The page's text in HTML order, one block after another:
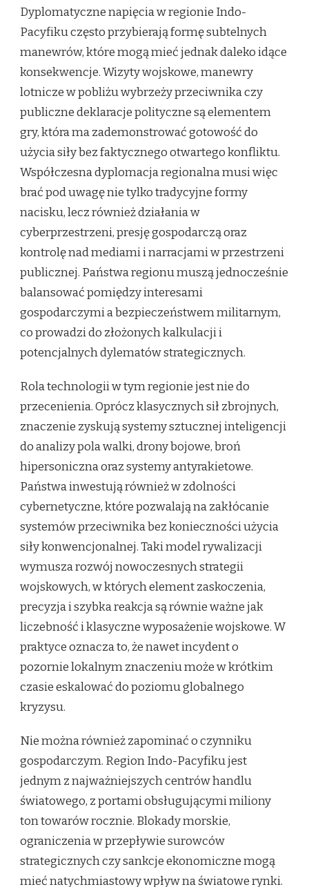
Dyplomatyczne napięcia w regionie Indo-
Pacyfiku często przybierają formę subtelnych
manewrów, które mogą mieć jednak daleko idące
konsekwencje. Wizyty wojskowe, manewry
lotnicze w pobliżu wybrzeży przeciwnika czy
publiczne deklaracje polityczne są elementem
gry, która ma zademonstrować gotowość do
użycia siły bez faktycznego otwartego konfliktu.
Współczesna dyplomacja regionalna musi więc
brać pod uwagę nie tylko tradycyjne formy
nacisku, lecz również działania w
cyberprzestrzeni, presję gospodarczą oraz
kontrolę nad mediami i narracjami w przestrzeni
publicznej. Państwa regionu muszą jednocześnie
balansować pomiędzy interesami
gospodarczymi a bezpieczeństwem militarnym,
co prowadzi do złożonych kalkulacji i
potencjalnych dylematów strategicznych.
Rola technologii w tym regionie jest nie do
przecenienia. Oprócz klasycznych sił zbrojnych,
znaczenie zyskują systemy sztucznej inteligencji
do analizy pola walki, drony bojowe, broń
hipersoniczna oraz systemy antyrakietowe.
Państwa inwestują również w zdolności
cybernetyczne, które pozwalają na zakłócanie
systemów przeciwnika bez konieczności użycia
siły konwencjonalnej. Taki model rywalizacji
wymusza rozwój nowoczesnych strategii
wojskowych, w których element zaskoczenia,
precyzja i szybka reakcja są równie ważne jak
liczebność i klasyczne wyposażenie wojskowe. W
praktyce oznacza to, że nawet incydent o
pozornie lokalnym znaczeniu może w krótkim
czasie eskalować do poziomu globalnego
kryzysu.
Nie można również zapominać o czynniku
gospodarczym. Region Indo-Pacyfiku jest
jednym z najważniejszych centrów handlu
światowego, z portami obsługującymi miliony
ton towarów rocznie. Blokady morskie,
ograniczenia w przepływie surowców
strategicznych czy sankcje ekonomiczne mogą
mieć natychmiastowy wpływ na światowe rynki.